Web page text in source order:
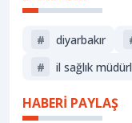
# diyarbakır
#
i̇l sağlık
HABERİ PAYLAŞ